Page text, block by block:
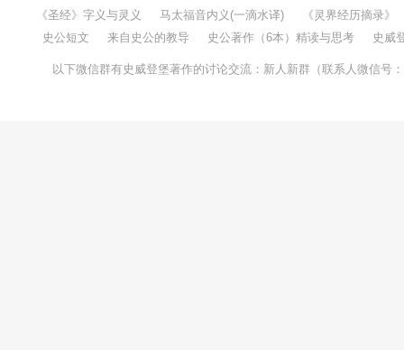
《圣经》字义与灵义
马太福音内义(一滴水译)
《灵界经历摘录》
史公短文
来自史公的教导 史公著作（6本）精读与思考 史威
以下微信群有史威登堡著作的讨论交流：新人新群（联系人微信号：